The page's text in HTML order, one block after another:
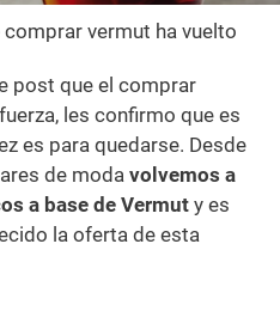
vermut ha vuelto
post que el comprar
les confirmo que es
es para quedarse. Desde
de modavolvemos a
a base de Vermut y es
la oferta de esta